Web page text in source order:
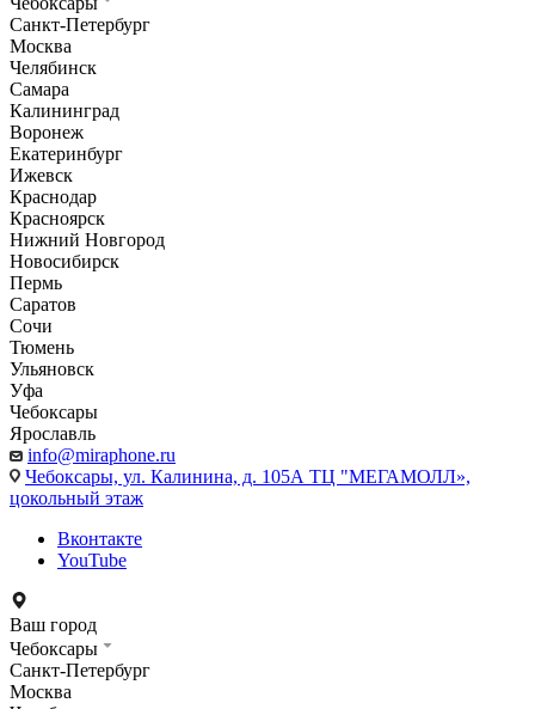
Санкт-Петербург
Москва
Челябинск
Самара
Калининград
Воронеж
Екатеринбург
Ижевск
Краснодар
Красноярск
Нижний Новгород
Новосибирск
Пермь
Саратов
Сочи
Тюмень
Ульяновск
Уфа
Чебоксары
Ярославль
info@miraphone.ru
Чебоксары, ул. Калинина, д. 105А ТЦ "МЕГАМОЛЛ»,
цокольный этаж
Вконтакте
YouTube
Ваш город
Чебоксары
Санкт-Петербург
Москва